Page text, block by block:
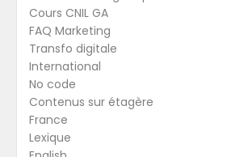
Cours CNIL GA
FAQ Marketing
Transfo digitale
International
No code
Contenus sur étagère
France
Lexique